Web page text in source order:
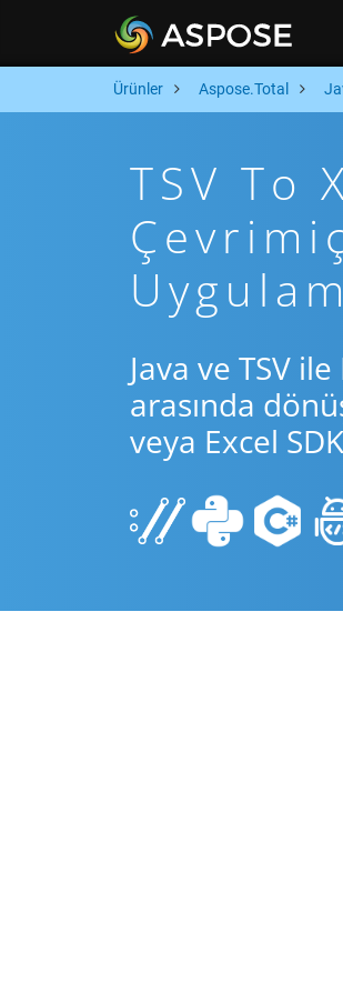
Ürünler Aspose.Total
TSV To
Java ve TSV
arasında
veya Excel